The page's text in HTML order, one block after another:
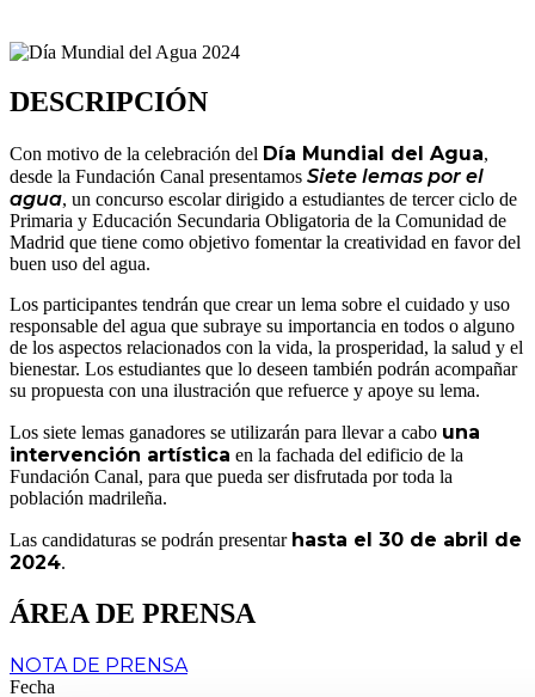
DESCRIPCIÓN
Con motivo de la celebración del Día Mundial del Agua,
desde la Fundación Canal presentamos Siete lemas por el
agua, un concurso escolar dirigido a estudiantes de tercer ciclo de
Primaria y Educación Secundaria Obligatoria de la Comunidad de
Madrid que tiene como objetivo fomentar la creatividad en favor del
buen uso del agua.
Los participantes tendrán que crear un lema sobre el cuidado y uso
responsable del agua que subraye su importancia en todos o alguno
de los aspectos relacionados con la vida, la prosperidad, la salud y el
bienestar. Los estudiantes que lo deseen también podrán acompañar
su propuesta con una ilustración que refuerce y apoye su lema.
Los siete lemas ganadores se utilizarán para llevar a cabo una
intervención artística en la fachada del edificio de la
Fundación Canal, para que pueda ser disfrutada por toda la
población madrileña.
Las candidaturas se podrán presentar hasta el 30 de abril de
2024.
ÁREA DE PRENSA
NOTA DE PRENSA
Fecha